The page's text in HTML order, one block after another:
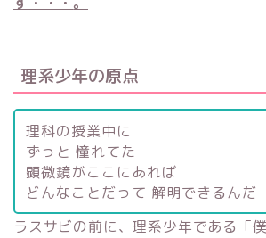
理系少年の原点
理科の授業中に
ずっと 憧れてた
顕微鏡がここにあれば
どんなことだって 解明できるんだ
ラスサビの前に、理系少年である「